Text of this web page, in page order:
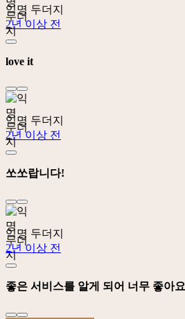
익명 두더지
2년 이상 전
love it
익명 두더지
2년 이상 전
쏘쏘랍니다!
익명 두더지
2년 이상 전
좋은 서비스를 알게 되어 너무 좋아요